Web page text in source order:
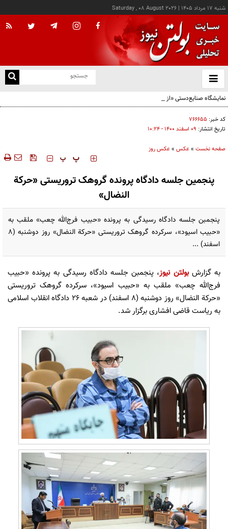
شنبه ۱۷ مرداد ۱۴۰۵ |
Saturday , 08 August 2026
باز
و
نمایشگاه صنایع‌دستی «از ریشه تا امروز» - کرج
کد خبر: ۷۶۶۶۵۵
تاریخ انتشار: ۰۹ اسفند ۱۴۰۰ - ۱۰:۲۴
صفحه نخست »عکس »عکس روز
‍‍‍ پ پ
پنجمین جلسه دادگاه پرونده گروهک تروریستی «حرکة
النضال»
پنجمبن جلسه دادگاه رسیدگی به پرونده «حبیب فرج‌الله چعب» ملقب به
«حبیب اسیود»، سرکرده گروهک تروریستی «حرکة النضال» روز دوشنبه (۸
اسفند) ...
به گزارشبولتن نیوز، پنجمبن جلسه دادگاه رسیدگی به پرونده «حبیب
فرج‌الله چعب» ملقب به «حبیب اسیود»، سرکرده گروهک تروریستی
«حرکة النضال» روز دوشنبه (۸ اسفند) در شعبه ۲۶ دادگاه انقلاب اسلامی
به ریاست قاضی افشاری برگزار شد.